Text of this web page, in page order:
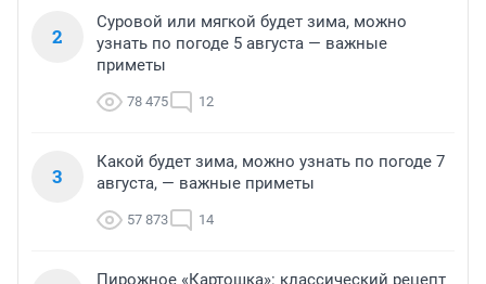
2
Суровой или мягкой будет зима, можно
узнать по погоде 5 августа — важные
приметы
78 475 12
3
Какой будет зима, можно узнать по погоде 7
августа, — важные приметы
57 873 14
Пирожное «Картошка»: классический рецепт